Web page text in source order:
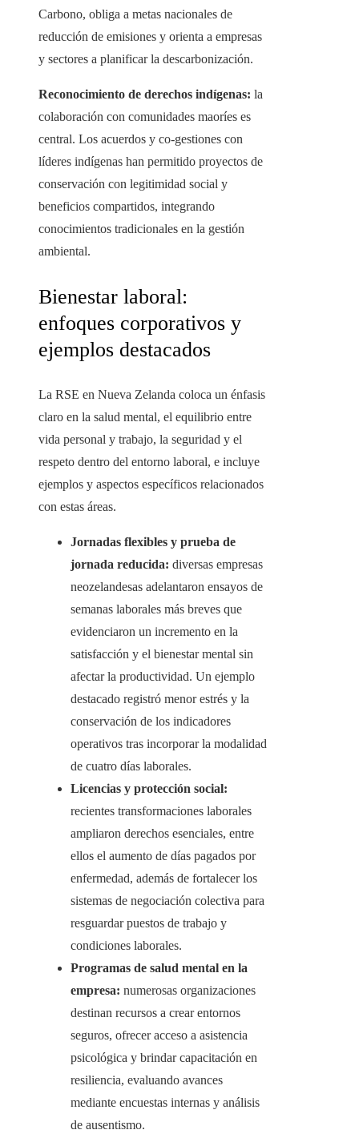
Carbono, obliga a metas nacionales de
reducción de emisiones y orienta a empresas
y sectores a planificar la descarbonización.
Reconocimiento de derechos indígenas: la
colaboración con comunidades maoríes es
central. Los acuerdos y co-gestiones con
líderes indígenas han permitido proyectos de
conservación con legitimidad social y
beneficios compartidos, integrando
conocimientos tradicionales en la gestión
ambiental.
Bienestar laboral:
enfoques corporativos y
ejemplos destacados
La RSE en Nueva Zelanda coloca un énfasis
claro en la salud mental, el equilibrio entre
vida personal y trabajo, la seguridad y el
respeto dentro del entorno laboral, e incluye
ejemplos y aspectos específicos relacionados
con estas áreas.
Jornadas flexibles y prueba de
jornada reducida: diversas empresas
neozelandesas adelantaron ensayos de
semanas laborales más breves que
evidenciaron un incremento en la
satisfacción y el bienestar mental sin
afectar la productividad. Un ejemplo
destacado registró menor estrés y la
conservación de los indicadores
operativos tras incorporar la modalidad
de cuatro días laborales.
Licencias y protección social:
recientes transformaciones laborales
ampliaron derechos esenciales, entre
ellos el aumento de días pagados por
enfermedad, además de fortalecer los
sistemas de negociación colectiva para
resguardar puestos de trabajo y
condiciones laborales.
Programas de salud mental en la
empresa: numerosas organizaciones
destinan recursos a crear entornos
seguros, ofrecer acceso a asistencia
psicológica y brindar capacitación en
resiliencia, evaluando avances
mediante encuestas internas y análisis
de ausentismo.